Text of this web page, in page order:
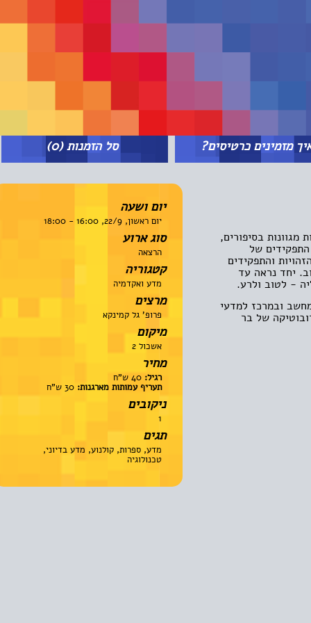
כרטיסים? סל הזמנות(0)
בסיפורים,
של
והתפקידים
נראה עד
לטוב ולרע.
ובמרכז למדעי
של בר
יום ושעה
יום ראשון, 22/9, 16:00 - 18:00
סוג ארוע
הרצאה
קטגוריה
מדע ואקדמיה
מרצים
פרופ' גל קמינקא
מיקום
אשכול 2
מחיר
רגיל:40 ש"ח
תעריף עמותות מארגנות:30 ש"ח
ניקובים
תגים
מדע, ספרות, קולנוע, מדע בדיוני,
טכנולוגיה